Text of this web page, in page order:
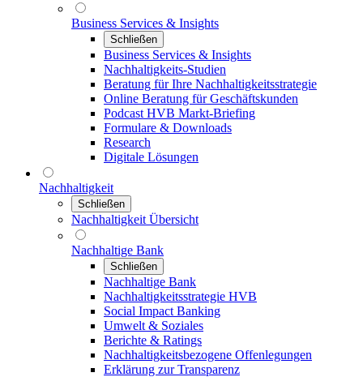
Business Services & Insights
Schließen
Business Services & Insights
Nachhaltigkeits-Studien
Beratung für Ihre Nachhaltigkeitsstrategie
Online Beratung für Geschäftskunden
Podcast HVB Markt-Briefing
Formulare & Downloads
Research
Digitale Lösungen
Nachhaltigkeit
Schließen
Nachhaltigkeit Übersicht
Nachhaltige Bank
Schließen
Nachhaltige Bank
Nachhaltigkeitsstrategie HVB
Social Impact Banking
Umwelt & Soziales
Berichte & Ratings
Nachhaltigkeitsbezogene Offenlegungen
Erklärung zur Transparenz